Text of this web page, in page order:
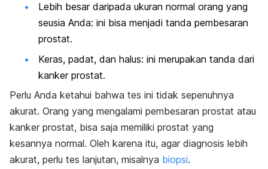
Lebih besar daripada ukuran normal orang yang
seusia Anda: ini bisa menjadi tanda pembesaran
prostat.
Keras, padat, dan halus: ini merupakan tanda dari
kanker prostat.
Perlu Anda ketahui bahwa tes ini tidak sepenuhnya
akurat. Orang yang mengalami pembesaran prostat atau
kanker prostat, bisa saja memiliki prostat yang
kesannya normal. Oleh karena itu, agar diagnosis lebih
akurat, perlu tes lanjutan, misalnya biopsi.